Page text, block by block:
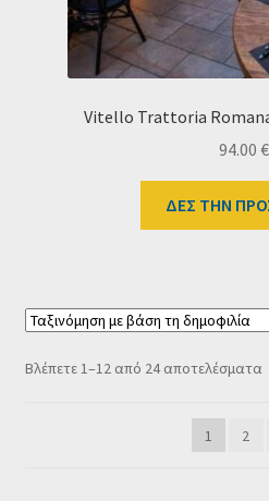
Vitello Trattoria
94.00 €
ΔΕΣ ΤΗΝ
Βλέπετε 1–12 από 24 αποτελέσματα
1
2